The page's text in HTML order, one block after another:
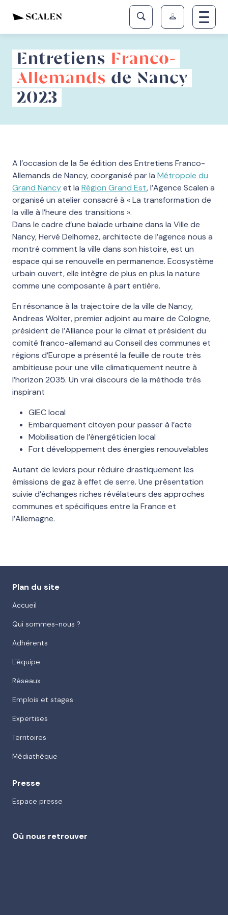
Entretiens Franco-
Allemands de Nancy
2023
A l’occasion de la 5e édition des Entretiens Franco-
Allemands de Nancy, coorganisé par la Métropole du
Grand Nancyet la Région Grand Est, l’Agence Scalen a
organisé un atelier consacré à « La transformation de
la ville à l’heure des transitions ».
Dans le cadre d’une balade urbaine dans la Ville de
Nancy, Hervé Delhomez, architecte de l’agence nous a
montré comment la ville dans son histoire, est un
espace qui se renouvelle en permanence. Ecosystème
urbain ouvert, elle intègre de plus en plus la nature
comme une composante à part entière.
En résonance à la trajectoire de la ville de Nancy,
Andreas Wolter, premier adjoint au maire de Cologne,
président de l’Alliance pour le climat et président du
comité franco-allemand au Conseil des communes et
régions d’Europe a présenté la feuille de route très
ambitieuse pour une ville climatiquement neutre à
l’horizon 2035. Un vrai discours de la méthode très
inspirant
GIEC local
Embarquement citoyen pour passer à l’acte
Mobilisation de l’énergéticien local
Fort développement des énergies renouvelables
Autant de leviers pour réduire drastiquement les
émissions de gaz à effet de serre. Une présentation
suivie d’échanges riches révélateurs des approches
communes et spécifiques entre la France et
l’Allemagne.
Plan du site
Accueil
Qui sommes-nous ?
Adhérents
L'équipe
Réseaux
Emplois et stages
Expertises
Territoires
Médiathèque
Presse
Espace presse
Où nous retrouver